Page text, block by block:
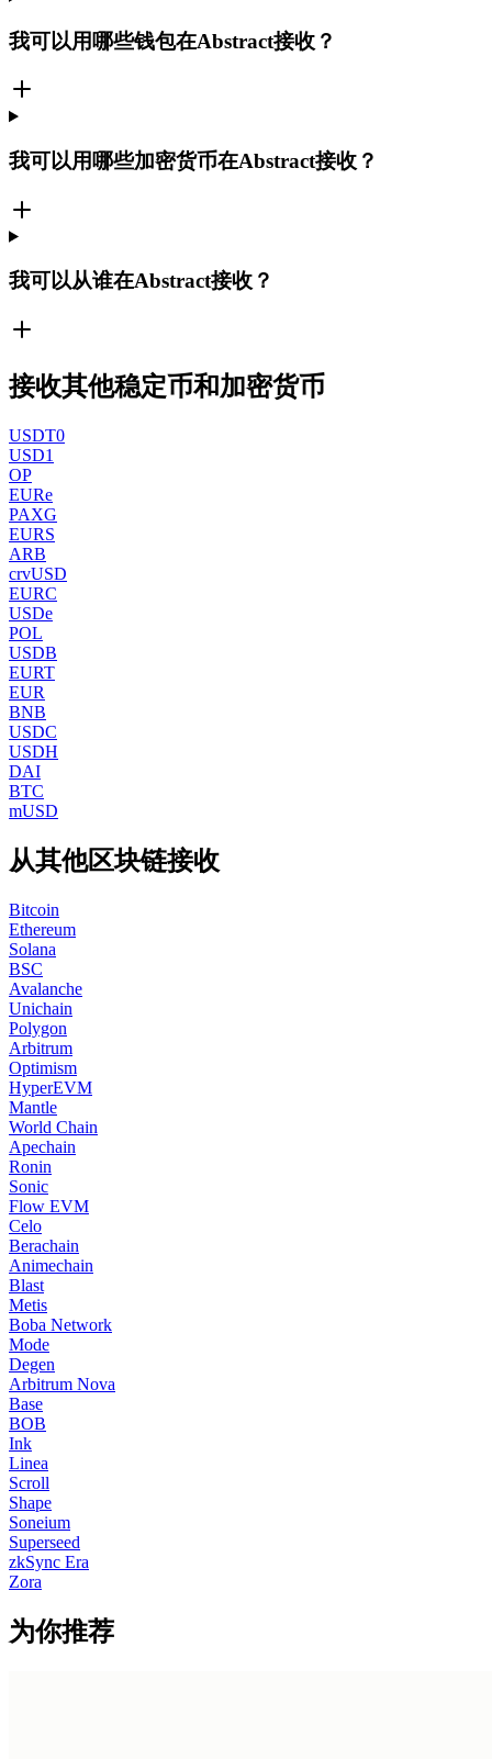
我可以用哪些钱包在Abstract接收？
我可以用哪些加密货币在Abstract接收？
我可以从谁在Abstract接收？
接收其他稳定币和加密货币
USDT0
USD1
OP
EURe
PAXG
EURS
ARB
crvUSD
EURC
USDe
POL
USDB
EURT
EUR
BNB
USDC
USDH
DAI
BTC
mUSD
从其他区块链接收
Bitcoin
Ethereum
Solana
BSC
Avalanche
Unichain
Polygon
Arbitrum
Optimism
HyperEVM
Mantle
World Chain
Apechain
Ronin
Sonic
Flow EVM
Celo
Berachain
Animechain
Blast
Metis
Boba Network
Mode
Degen
Arbitrum Nova
Base
BOB
Ink
Linea
Scroll
Shape
Soneium
Superseed
zkSync Era
Zora
为你推荐